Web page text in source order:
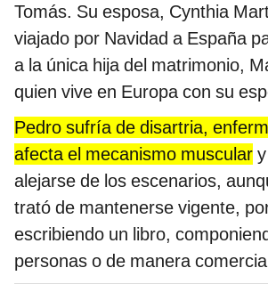
Tomás. Su esposa, Cynthia
viajado por Navidad a España
a la única hija del matrimonio,
quien vive en Europa con su
Pedro sufría de disartria,
afecta el mecanismo muscular
alejarse de los escenarios,
trató de mantenerse vigente,
escribiendo un libro,
personas o de manera